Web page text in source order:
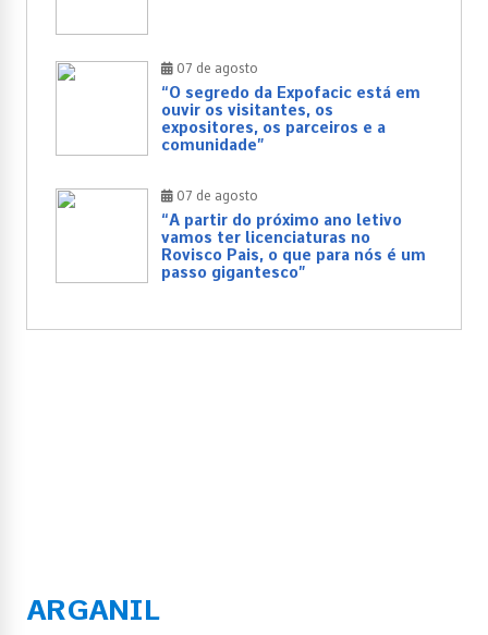
07 de agosto
“O segredo da Expofacic está em
ouvir os visitantes, os
expositores, os parceiros e a
comunidade”
07 de agosto
“A partir do próximo ano letivo
vamos ter licenciaturas no
Rovisco Pais, o que para nós é um
passo gigantesco”
ARGANIL